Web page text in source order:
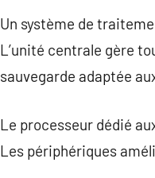
Un système de
L’unité centrale gère
sauvegarde adaptée
Le processeur dédié
Les périphériques